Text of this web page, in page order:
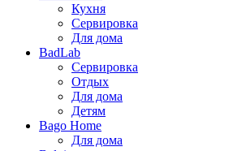
Кухня
Сервировка
Для дома
BadLab
Сервировка
Отдых
Для дома
Детям
Bago Home
Для дома